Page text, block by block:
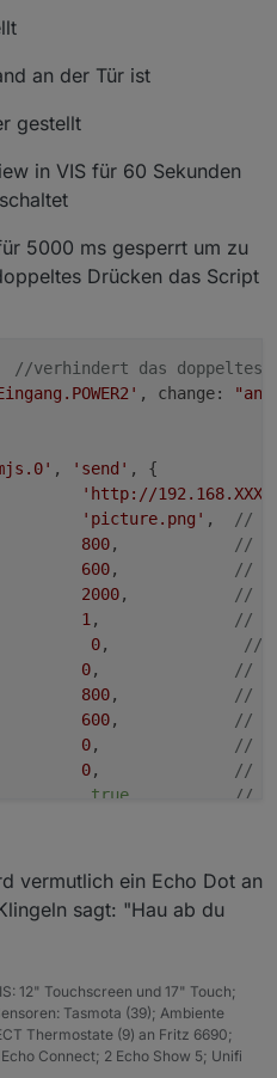
an der Tür ist
gestellt
in VIS für 60 Sekunden
5000 ms gesperrt um zu
Drücken das Script
//verhindert das doppeltes
, change:
, 'send' , {
'http://
'picture.png' ,
//
800,
//
600,
//
2000,
//
1 ,
//
0,
//
0,
//
800,
//
600,
//
0,
//
0,
//
true
//
stringify(result.
) {
) {
stdout);
);
vermutlich ein Echo Dot an
sagt: "Hau ab du
12" Touchscreen und 17" Touch;
Tasmota (39); Ambiente
Thermostate (9) an Fritz 6690;
Connect; 2 Echo Show 5; Unifi